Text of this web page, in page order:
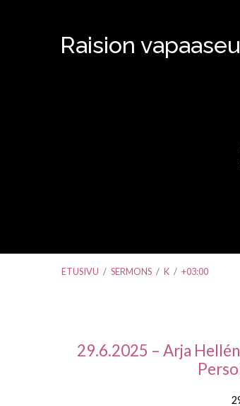
Raision
ETUSIVU / SERMONS / K / +03:00
Saarnat
29.6.2025 – Arja